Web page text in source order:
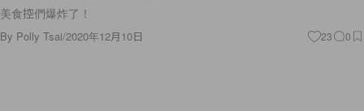
美食控們爆炸了！
By Polly Tsai/2020年12月10日 23 0